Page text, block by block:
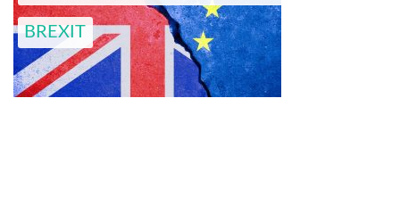
BREXIT